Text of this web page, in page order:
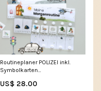
Routineplaner POLIZEI inkl.
Symbolkarten
Personalisierung
US$ 28.00